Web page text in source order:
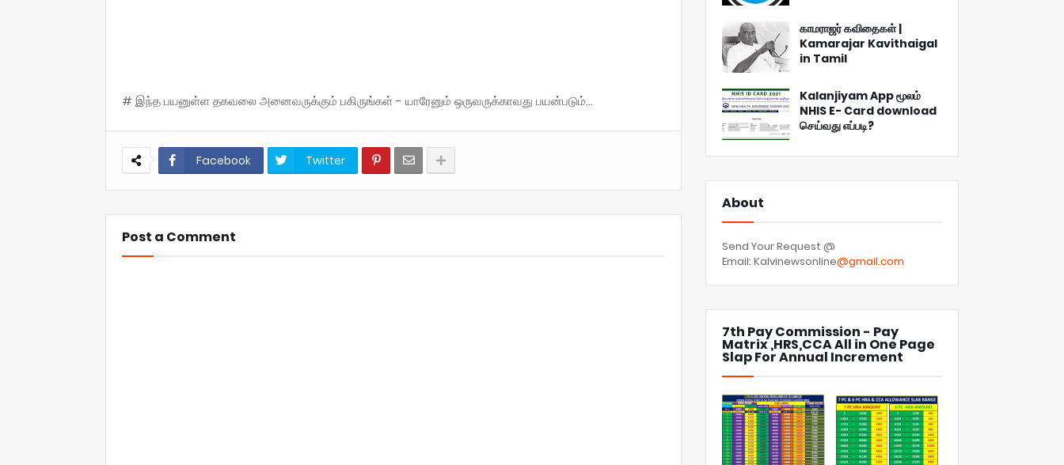
# இந்த பயனுள்ள தகவலை அனைவருக்கும் பகிருங்கள் - யாரேனும் ஒருவருக்காவது பயன்படும்...
Facebook Twitter
Post a Comment
காமராஜர் கவிதைகள் |
Kamarajar Kavithaigal
in Tamil
Kalanjiyam App மூலம்
NHIS E- Card download
செய்வது எப்படி?
About
Send Your Request @
Email: Kalvinewsonline@gmail.com
7th Pay Commission - Pay
Matrix ,HRS,CCA All in One Page
Slap For Annual Increment